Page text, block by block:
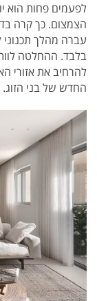
לפעמים פחות הוא
הצמצום. כך קרה
עברה מהלך
בלבד. ההחלטה
להרחיב את אזורי
החדש של בני הזוג.